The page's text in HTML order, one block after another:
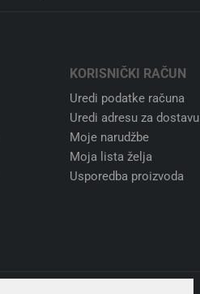
KORISNIČKI RAČUN
Uredi podatke računa
Uredi adresu za dostavu
Moje narudžbe
Moja lista želja
Usporedba proizvoda